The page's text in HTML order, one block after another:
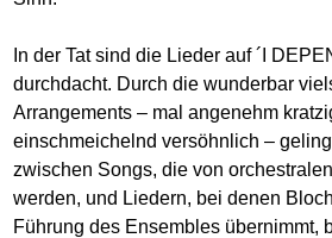
In der Tat sind die Lieder auf ´I
durchdacht. Durch die wunderbar
Arrangements – mal angenehm
einschmeichelnd versöhnlich –
zwischen Songs, die von
werden, und Liedern, bei denen
Führung des Ensembles übernimmt,